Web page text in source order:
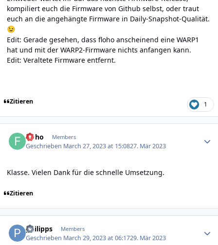
kompiliert euch die Firmware von Github selbst, oder traut
euch an die angehängte Firmware in Daily-Snapshot-Qualität.
😉
Edit: Gerade gesehen, dass floho anscheinend eine WARP1
hat und mit der WARP2-Firmware nichts anfangen kann.
Edit: Veraltete Firmware entfernt.
Zitieren 1
floho Members
Geschrieben March 27, 2023 at 15:0827. Mär 2023
Klasse. Vielen Dank für die schnelle Umsetzung.
Zitieren
philipps Members
Geschrieben March 29, 2023 at 06:1729. Mär 2023